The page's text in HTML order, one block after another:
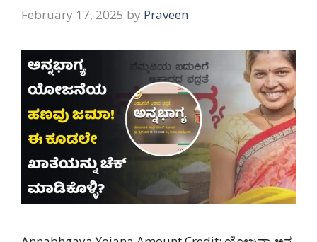
February 17, 2025 by Praveen